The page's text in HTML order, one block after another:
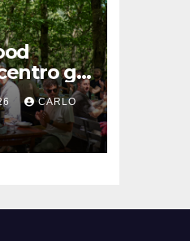
gli
per
del
CARLO